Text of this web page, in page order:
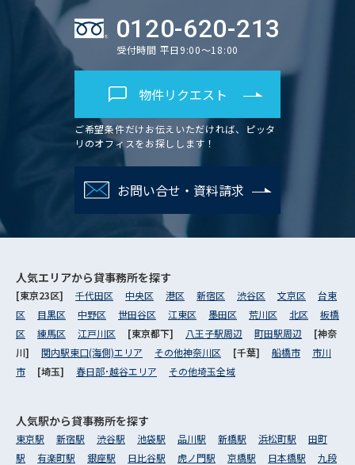
0120-620-213
受付時間 平日9:00～18:00
物件リクエスト
ご希望条件だけお伝えいただければ、ピッタ
リのオフィスをお探しします！
お問い合せ・資料請求
人気エリアから貸事務所を探す
[東京23区] 千代田区 中央区 港区 新宿区 渋谷区 文京区
台東
区
目黒区 中野区 世田谷区 江東区 墨田区 荒川区 北区
板橋
区
練馬区 江戸川区 [東京都下] 八王子駅周辺 町田駅周辺
[神奈
川] 関内駅東口(海側)エリア その他神奈川区 [千葉] 船橋市
市川
市
[埼玉] 春日部･越谷エリア その他埼玉全域
人気駅から貸事務所を探す
東京駅 新宿駅 渋谷駅 池袋駅 品川駅 新橋駅 浜松町駅
田町
駅
有楽町駅 銀座駅 日比谷駅 虎ノ門駅 京橋駅 日本橋駅
九段